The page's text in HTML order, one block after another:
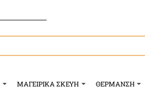
ΜΑΓΕΙΡΙΚΑ ΣΚΕΥΗ ΘΕΡΜΑΝΣΗ